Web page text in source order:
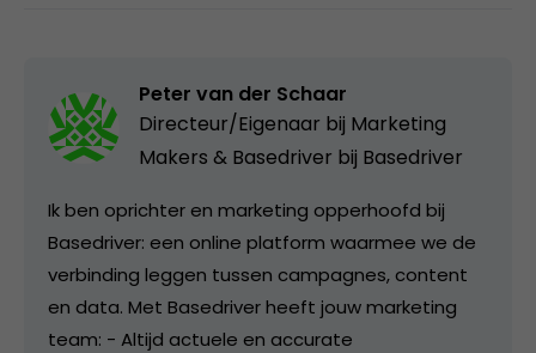
Peter van der Schaar
Directeur/Eigenaar bij Marketing
Makers & Basedriver bij Basedriver
Ik ben oprichter en marketing opperhoofd bij
Basedriver: een online platform waarmee we de
verbinding leggen tussen campagnes, content
en data. Met Basedriver heeft jouw marketing
team: - Altijd actuele en accurate